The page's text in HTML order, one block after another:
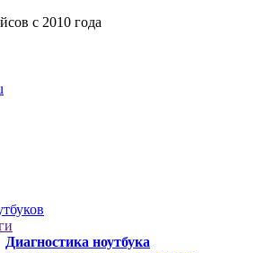
с 2010 года
Диагностика ноутбука